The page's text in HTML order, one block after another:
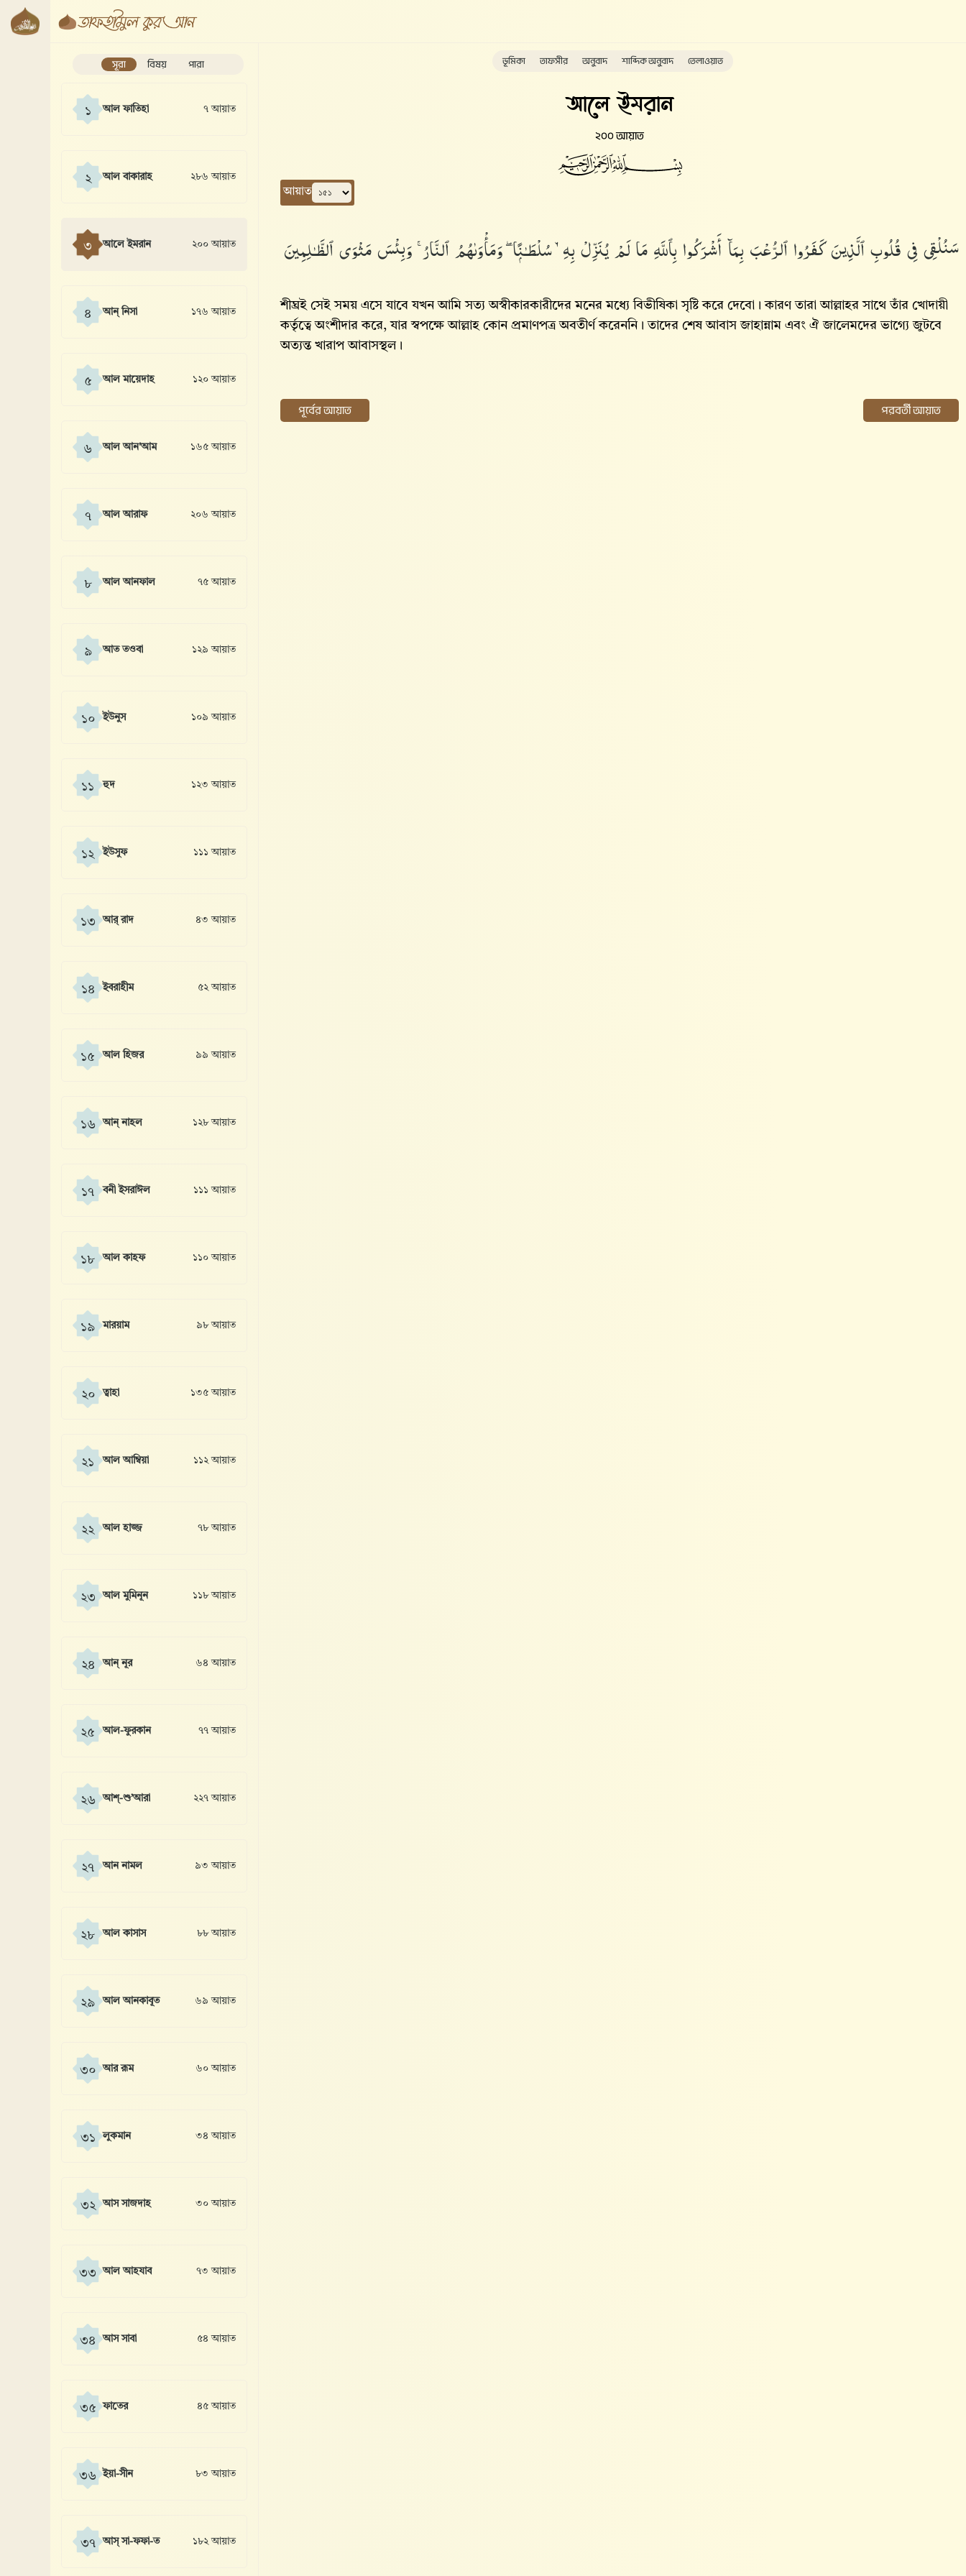
সূরা বিষয় পারা
১ আল ফাতিহা ৭ আয়াত
২ আল বাকারাহ ২৮৬ আয়াত
৩ আলে ইমরান ২০০ আয়াত
৪ আন্ নিসা ১৭৬ আয়াত
৫ আল মায়েদাহ ১২০ আয়াত
৬ আল আন'আম ১৬৫ আয়াত
৭ আল আরাফ ২০৬ আয়াত
৮ আল আনফাল ৭৫ আয়াত
৯ আত তওবা ১২৯ আয়াত
১০ ইউনুস ১০৯ আয়াত
১১ হুদ ১২৩ আয়াত
১২ ইউসুফ ১১১ আয়াত
১৩ আর্ রাদ ৪৩ আয়াত
১৪ ইবরাহীম ৫২ আয়াত
১৫ আল হিজর ৯৯ আয়াত
১৬ আন্ নাহল ১২৮ আয়াত
১৭ বনী ইসরাঈল ১১১ আয়াত
১৮ আল কাহফ ১১০ আয়াত
১৯ মারয়াম ৯৮ আয়াত
২০ ত্বাহা ১৩৫ আয়াত
২১ আল আম্বিয়া ১১২ আয়াত
২২ আল হাজ্জ ৭৮ আয়াত
২৩ আল মুমিনূন ১১৮ আয়াত
২৪ আন্ নূর ৬৪ আয়াত
২৫ আল-ফুরকান ৭৭ আয়াত
২৬ আশ্-শু’আরা ২২৭ আয়াত
২৭ আন নামল ৯৩ আয়াত
২৮ আল কাসাস ৮৮ আয়াত
২৯ আল আনকাবূত ৬৯ আয়াত
৩০ আর রূম ৬০ আয়াত
৩১ লুকমান ৩৪ আয়াত
৩২ আস সাজদাহ ৩০ আয়াত
৩৩ আল আহযাব ৭৩ আয়াত
৩৪ আস সাবা ৫৪ আয়াত
৩৫ ফাতের ৪৫ আয়াত
৩৬ ইয়া-সীন ৮৩ আয়াত
৩৭ আস্ সা-ফফা-ত ১৮২ আয়াত
ভূমিকা তাফসীর অনুবাদ শাব্দিক অনুবাদ তেলাওয়াত
আলে ইমরান
২০০ আয়াত
আয়াত
سَنُلْقِى فِى قُلُوبِ ٱلَّذِينَ كَفَرُوا۟ ٱلرُّعْبَ بِمَآ أَشْرَكُوا۟ بِٱللَّهِ مَا لَمْ يُنَزِّلْ بِهِۦ سُلْطَـٰنًۭا ۖ وَمَأْوَىٰهُمُ ٱلنَّارُ ۚ وَبِئْسَ مَثْوَى ٱلظَّـٰلِمِينَ
শীঘ্রই সেই সময় এসে যাবে যখন আমি সত্য অস্বীকারকারীদের মনের মধ্যে বিভীষিকা সৃষ্টি করে দেবো। কারণ তারা আল্লাহর সাথে তাঁর খোদায়ী
কর্তৃত্বে অংশীদার করে, যার স্বপক্ষে আল্লাহ‌ কোন প্রমাণপত্র অবতীর্ণ করেননি। তাদের শেষ আবাস জাহান্নাম এবং ঐ জালেমদের ভাগ্যে জুটবে
অত্যন্ত খারাপ আবাসস্থল।
পূর্বের আয়াত পরবর্তী আয়াত